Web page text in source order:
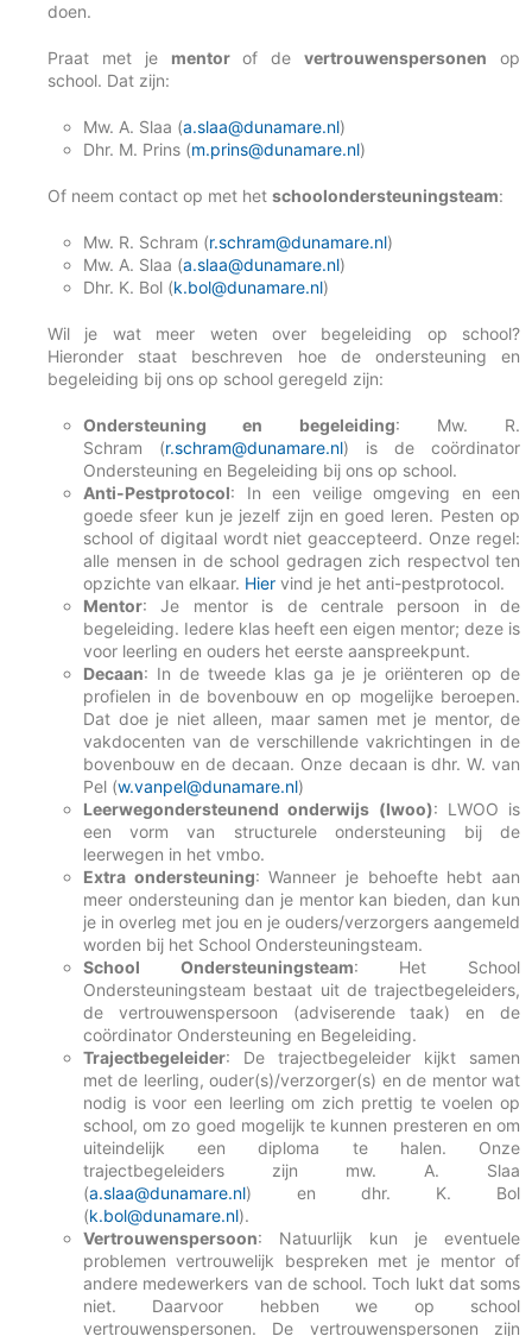
doen.
Praat met je mentorof devertrouwenspersonen op
school. Dat zijn:
Mw. A. Slaa (a.slaa@dunamare.nl)
Dhr. M. Prins (m.prins@dunamare.nl)
Of neem contact op met het schoolondersteuningsteam:
Mw. R. Schram (r.schram@dunamare.nl)
Mw. A. Slaa (a.slaa@dunamare.nl)
Dhr. K. Bol (k.bol@dunamare.nl)
Wil je wat meer weten over begeleiding op school?
Hieronder staat beschreven hoe de ondersteuning en
begeleiding bij ons op school geregeld zijn:
Ondersteuning en begeleiding: Mw. R.
Schram (r.schram@dunamare.nl) is de coördinator
Ondersteuning en Begeleiding bij ons op school.
Anti-Pestprotocol: In een veilige omgeving en een
goede sfeer kun je jezelf zijn en goed leren. Pesten op
school of digitaal wordt niet geaccepteerd. Onze regel:
alle mensen in de school gedragen zich respectvol ten
opzichte van elkaar. Hier vind je het anti-pestprotocol.
Mentor: Je mentor is de centrale persoon in de
begeleiding. Iedere klas heeft een eigen mentor; deze is
voor leerling en ouders het eerste aanspreekpunt.
Decaan: In de tweede klas ga je je oriënteren op de
profielen in de bovenbouw en op mogelijke beroepen.
Dat doe je niet alleen, maar samen met je mentor, de
vakdocenten van de verschillende vakrichtingen in de
bovenbouw en de decaan. Onze decaan is dhr. W. van
Pel (w.vanpel@dunamare.nl)
Leerwegondersteunend onderwijs (lwoo): LWOO is
een vorm van structurele ondersteuning bij de
leerwegen in het vmbo.
Extra ondersteuning: Wanneer je behoefte hebt aan
meer ondersteuning dan je mentor kan bieden, dan kun
je in overleg met jou en je ouders/verzorgers aangemeld
worden bij het School Ondersteuningsteam.
School Ondersteuningsteam: Het School
Ondersteuningsteam bestaat uit de trajectbegeleiders,
de vertrouwenspersoon (adviserende taak) en de
coördinator Ondersteuning en Begeleiding.
Trajectbegeleider: De trajectbegeleider kijkt samen
met de leerling, ouder(s)/verzorger(s) en de mentor wat
nodig is voor een leerling om zich prettig te voelen op
school, om zo goed mogelijk te kunnen presteren en om
uiteindelijk een diploma te halen. Onze
trajectbegeleiders zijn mw. A. Slaa
(a.slaa@dunamare.nl) en dhr. K. Bol
(k.bol@dunamare.nl).
Vertrouwenspersoon: Natuurlijk kun je eventuele
problemen vertrouwelijk bespreken met je mentor of
andere medewerkers van de school. Toch lukt dat soms
niet. Daarvoor hebben we op school
vertrouwenspersonen. De vertrouwenspersonen zijn